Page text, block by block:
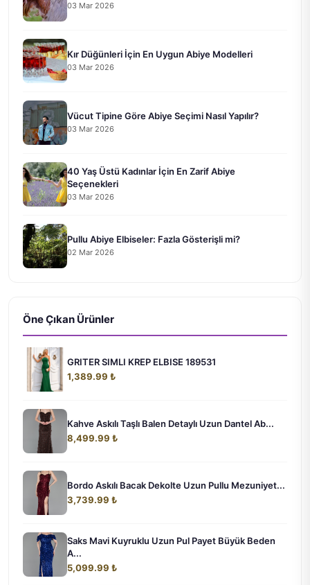
03 Mar 2026
Kır Düğünleri İçin En Uygun Abiye Modelleri
03 Mar 2026
Vücut Tipine Göre Abiye Seçimi Nasıl Yapılır?
03 Mar 2026
40 Yaş Üstü Kadınlar İçin En Zarif Abiye
Seçenekleri
03 Mar 2026
Pullu Abiye Elbiseler: Fazla Gösterişli mi?
02 Mar 2026
Öne Çıkan Ürünler
GRITER SIMLI KREP ELBISE 189531
1,389.99 ₺
Kahve Askılı Taşlı Balen Detaylı Uzun Dantel Ab...
8,499.99 ₺
Bordo Askılı Bacak Dekolte Uzun Pullu Mezuniyet...
3,739.99 ₺
Saks Mavi Kuyruklu Uzun Pul Payet Büyük Beden
A...
5,099.99 ₺